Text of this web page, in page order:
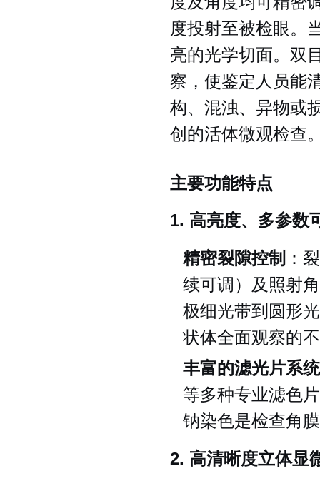
度投射至被检眼。
亮的光学切面。双
察，使鉴定人员能
构、混浊、异物或
创的活体微观检查
主要功能特点
1. 高亮度、多参数
精密裂隙控制 ：
续可调）及照射
极细光带到圆形
状体全面观察的
丰富的滤光片系统
等多种专业滤色
钠染色是检查角
2. 高清晰度立体显